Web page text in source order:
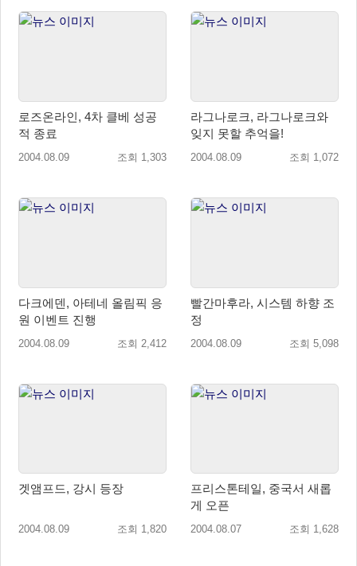
로즈온라인, 4차 클베 성공
적 종료
2004.08.09 조회 1,303
라그나로크, 라그나로크와
잊지 못할 추억을!
2004.08.09 조회 1,072
다크에덴, 아테네 올림픽 응
원 이벤트 진행
2004.08.09 조회 2,412
빨간마후라, 시스템 하향 조
정
2004.08.09 조회 5,098
겟앰프드, 강시 등장
2004.08.09 조회 1,820
프리스톤테일, 중국서 새롭
게 오픈
2004.08.07 조회 1,628